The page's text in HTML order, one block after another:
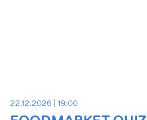
22.12.2026 19:00